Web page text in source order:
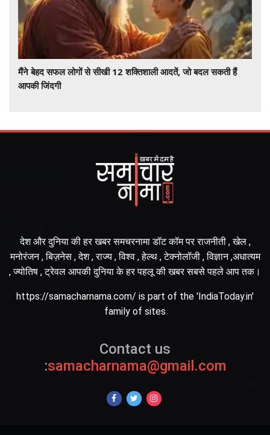
मैंने बेहद सफल लोगों से सीखी 12 शक्तिशाली आदतें, जो बदल सकती हैं
आपकी जिंदगी
देश और दुनिया की हर खबर समचरनामा डॉट कॉम पर राजनीती , खेल ,
मनोरंजन , बिज़नेस , देश , राज्य , विश्व , हेल्थ , टेक्नोलॉजी , विज्ञान ,अधात्यम
, ज्योतिष , ट्रेवल आपकी दुनिया के हर पहलू की खबर सबसे पहले आप तक।
https://samacharnama.com/ is part of the 'IndiaToday.in'
family of sites
Contact us
:samacharnama@gmail.com